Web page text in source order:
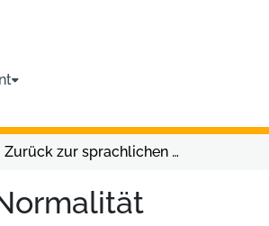
Zurück zur sprachlichen Normalität